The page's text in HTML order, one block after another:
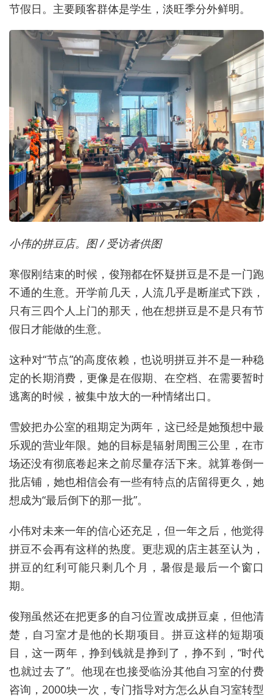
节假日。主要顾客群体是学生，淡旺季分外鲜明。
小伟的拼豆店。图 / 受访者供图
寒假刚结束的时候，俊翔都在怀疑拼豆是不是一门跑
不通的生意。开学前几天，人流几乎是断崖式下跌，
只有三四个人上门的那天，他在想拼豆是不是只有节
假日才能做的生意。
这种对“节点”的高度依赖，也说明拼豆并不是一种稳
定的长期消费，更像是在假期、在空档、在需要暂时
逃离的时候，被集中放大的一种情绪出口。
雪姣把办公室的租期定为两年，这已经是她预想中最
乐观的营业年限。她的目标是辐射周围三公里，在市
场还没有彻底卷起来之前尽量存活下来。就算卷倒一
批店铺，她也相信会有一些有特点的店留得更久，她
想成为“最后倒下的那一批”。
小伟对未来一年的信心还充足，但一年之后，他觉得
拼豆不会再有这样的热度。更悲观的店主甚至认为，
拼豆的红利可能只剩几个月，暑假是最后一个窗口
期。
俊翔虽然还在把更多的自习位置改成拼豆桌，但他清
楚，自习室才是他的长期项目。拼豆这样的短期项
目，这一两年，挣到钱就是挣到了，挣不到，“时代
也就过去了”。他现在也接受临汾其他自习室的付费
咨询，2000块一次，专门指导对方怎么从自习室转型